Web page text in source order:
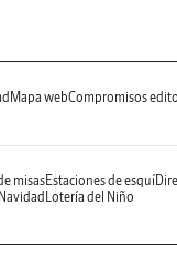
Mapa webCompromisos
misasEstaciones de esquí
Lotería del Niño